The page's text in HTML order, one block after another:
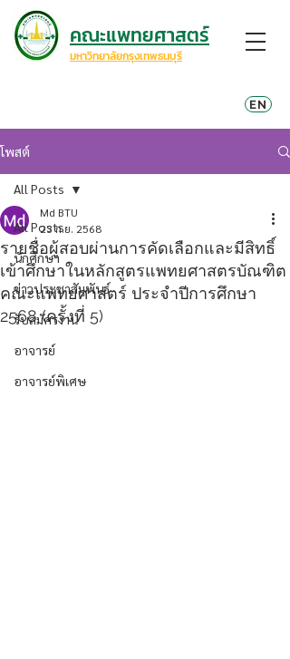
มหาวิทยาลัยกรุงเทพธนบุรี
EN
คณะแพทยศาสตร์
โพสต์
All Posts
นักศึกษา
ข่าวประชาสัมพันธ์
รับสมัครงาน
อาจารย์
อาจารย์พิเศษ
All Posts
รายชื่อผู้สอบผ่านการคัดเลือกและมีสิทธิ์
เข้าศึกษาในหลักสูตรแพทยศาสตรบัณฑิต
คณะแพทยศาสตร์ ประจำปีการศึกษา
2568 (ครั้งที่ 5)
Md BTU
23 ก.ย. 2568